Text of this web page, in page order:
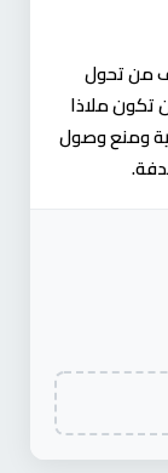
من تحول
تكون ملاذا
ومنع وصول